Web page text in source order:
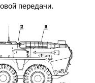
передачи.